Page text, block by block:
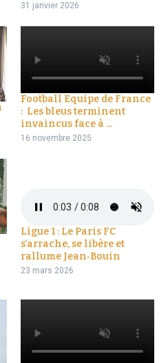
31 janvier 2026
Football Equipe de France
: Les bleus terminent
invaincus face à ...
16 novembre 2025
Ligue 1 : Le Paris FC
s’arrache, se libère et
rallume Jean‑Bouin
23 mars 2026